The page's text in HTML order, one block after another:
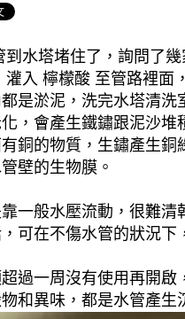
水塔堵住了，詢問了
入 檸檬酸 至管路裡面
是淤泥，洗完水塔清
，會產生鐵鏽跟泥沙
銅的物質，生鏽產生
壁的生物膜。
一般水壓流動，很難
可在不傷水管的狀況下
過一周沒有使用再開
和異味，都是水管產生